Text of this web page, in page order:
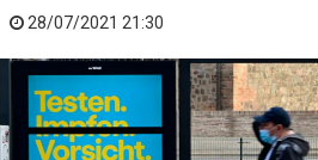
28/07/2021 21:30